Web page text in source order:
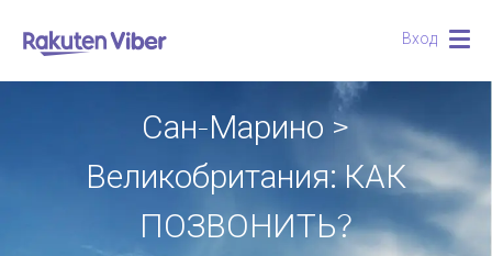
Вход
Сан-Марино >
Великобритания: КАК
ПОЗВОНИТЬ?